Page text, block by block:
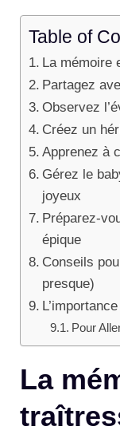
Table of
La mémoire
Partagez
Observez
Créez un
Apprenez à
Gérez le
joyeux
Préparez-
épique
Conseils
presque)
Pour
La